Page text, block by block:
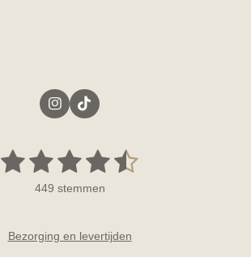
I
n
a
r
T
i
o
1
e
2
s
e
3
s
e
4
s
e
5
e
449 stemmen
Bezorging en levertijden